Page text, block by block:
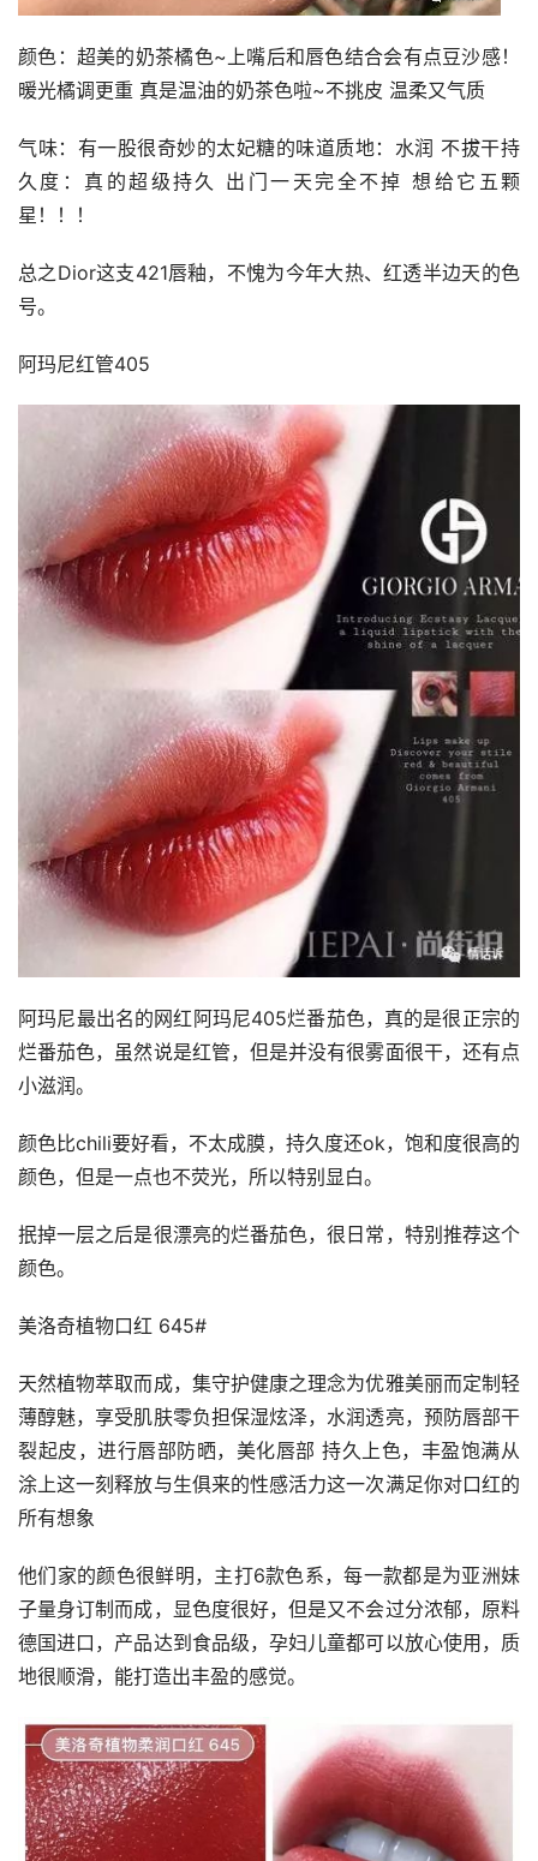
颜色：超美的奶茶橘色~上嘴后和唇色结合会有点豆沙感！
暖光橘调更重 真是温油的奶茶色啦~不挑皮 温柔又气质
气味：有一股很奇妙的太妃糖的味道质地：水润 不拔干持
久度：真的超级持久 出门一天完全不掉 想给它五颗
星！！！
总之Dior这支421唇釉，不愧为今年大热、红透半边天的色
号。
阿玛尼红管405
阿玛尼最出名的网红阿玛尼405烂番茄色，真的是很正宗的
烂番茄色，虽然说是红管，但是并没有很雾面很干，还有点
小滋润。
颜色比chili要好看，不太成膜，持久度还ok，饱和度很高的
颜色，但是一点也不荧光，所以特别显白。
抿掉一层之后是很漂亮的烂番茄色，很日常，特别推荐这个
颜色。
美洛奇植物口红 645#
天然植物萃取而成，集守护健康之理念为优雅美丽而定制轻
薄醇魅，享受肌肤零负担保湿炫泽，水润透亮，预防唇部干
裂起皮，进行唇部防晒，美化唇部 持久上色，丰盈饱满从
涂上这一刻释放与生俱来的性感活力这一次满足你对口红的
所有想象
他们家的颜色很鲜明，主打6款色系，每一款都是为亚洲妹
子量身订制而成，显色度很好，但是又不会过分浓郁，原料
德国进口，产品达到食品级，孕妇儿童都可以放心使用，质
地很顺滑，能打造出丰盈的感觉。